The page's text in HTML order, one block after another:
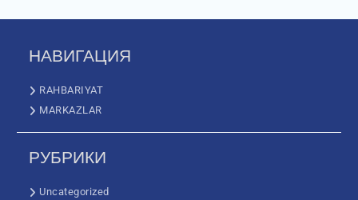
НАВИГАЦИЯ
RAHBARIYAT
MARKAZLAR
РУБРИКИ
Uncategorized